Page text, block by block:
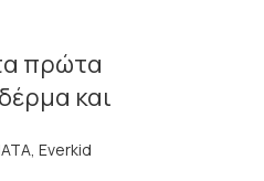
πρώτα
και
, Everkid